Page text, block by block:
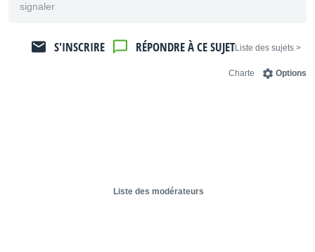
signaler
< Liste des sujets
RÉPONDRE À CE SUJET
S'INSCRIRE
Options
Charte
Liste des modérateurs